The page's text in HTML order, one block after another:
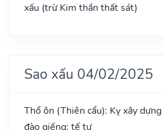
xấu (trừ Kim thần thất sát)
Sao xấu 04/02/2025
Thổ ôn (Thiên cẩu): Kỵ xây dựng
đào giếng; tế tự